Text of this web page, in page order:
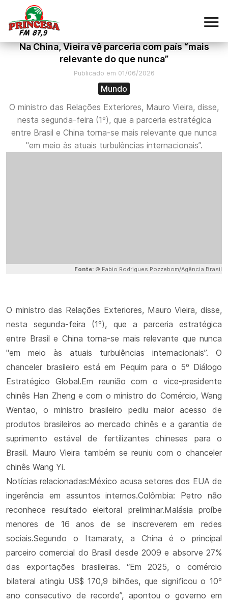
Na China, Vieira vê parceria com país “mais
relevante do que nunca”
Publicado em 01/06/2026
Mundo
O ministro das Relações Exteriores, Mauro Vieira, disse,
nesta segunda-feira (1º), que a parceria estratégica
entre Brasil e China torna-se mais relevante que nunca
"em meio às atuais turbulências internacionais”.
Fonte: © Fabio Rodrigues Pozzebom/Agência Brasil
O ministro das Relações Exteriores, Mauro Vieira, disse,
nesta segunda-feira (1º), que a parceria estratégica
entre Brasil e China torna-se mais relevante que nunca
"em meio às atuais turbulências internacionais”. O
chanceler brasileiro está em Pequim para o 5º Diálogo
Estratégico Global.Em reunião com o vice-presidente
chinês Han Zheng e com o ministro do Comércio, Wang
Wentao, o ministro brasileiro pediu maior acesso de
produtos brasileiros ao mercado chinês e a garantia de
suprimento estável de fertilizantes chineses para o
Brasil. Mauro Vieira também se reuniu com o chanceler
chinês Wang Yi.
Notícias relacionadas:México acusa setores dos EUA de
ingerência em assuntos internos.Colômbia: Petro não
reconhece resultado eleitoral preliminar.Malásia proíbe
menores de 16 anos de se inscreverem em redes
sociais.Segundo o Itamaraty, a China é o principal
parceiro comercial do Brasil desde 2009 e absorve 27%
das exportações brasileiras. “Em 2025, o comércio
bilateral atingiu US$ 170,9 bilhões, que significou o 10º
ano consecutivo de recorde”, apontou o governo em